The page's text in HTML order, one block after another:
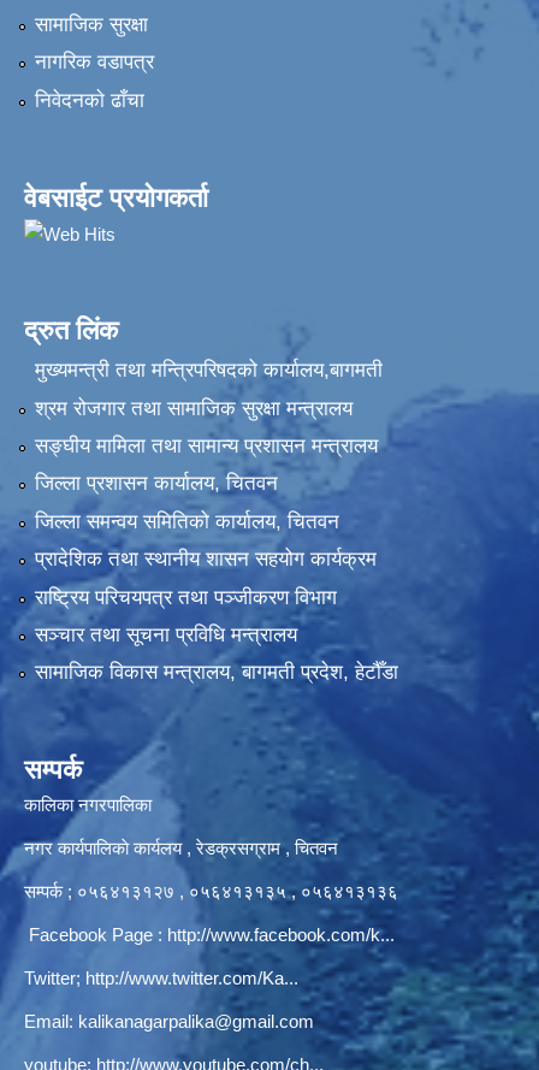
सामाजिक सुरक्षा
नागरिक वडापत्र
निवेदनकाे ढाँचा
वेबसाईट प्रयोगकर्ता
द्रुत लिंक
मुख्यमन्त्री तथा मन्त्रिपरिषदको कार्यालय,बागमती
श्रम रोजगार तथा सामाजिक सुरक्षा मन्त्रालय
सङ्‍घीय मामिला तथा सामान्य प्रशासन मन्त्रालय
जिल्ला प्रशासन कार्यालय, चितवन
जिल्ला समन्वय समितिको कार्यालय, चितवन
प्रादेशिक तथा स्थानीय शासन सहयोग कार्यक्रम
राष्ट्रिय परिचयपत्र तथा पञ्‍जीकरण विभाग
सञ्‍चार तथा सूचना प्रविधि मन्त्रालय
सामाजिक विकास मन्त्रालय, बागमती प्रदेश, हेटौँडा
सम्पर्क
कालिका नगरपालिका
नगर कार्यपालिकाे कार्यलय‍ , रेडक्रसग्राम , चितवन
सम्पर्क ; ०५६४१३१२७ , ०५६४१३१३५ , ०५६४१३१३६
Facebook Page : http://www.facebook.com/k...
Twitter; http://www.twitter.com/Ka...
Email: kalikanagarpalika@gmail.com
youtube: http://www.youtube.com/ch...